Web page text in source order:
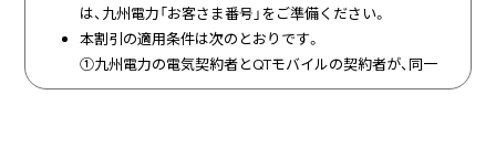
は、九州電力「お客さま番号」をご準備ください。
本割引の適用条件は次のとおりです。
①九州電力の電気契約者とQTモバイルの契約者が、同一
姓･住所であること